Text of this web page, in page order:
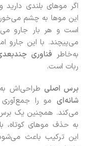
اگر موهای بلندی
این موها به چشم
است و هر بار جارو
می‌پیچند. با این جارو
به‌خاطرفناوری
ربات است.
برس اصلی طراحی‌اش
شانه‌ای مو را
می‌کند. همچنین یک برس
به حذف موهای کوتاه،
این ترکیب باعث